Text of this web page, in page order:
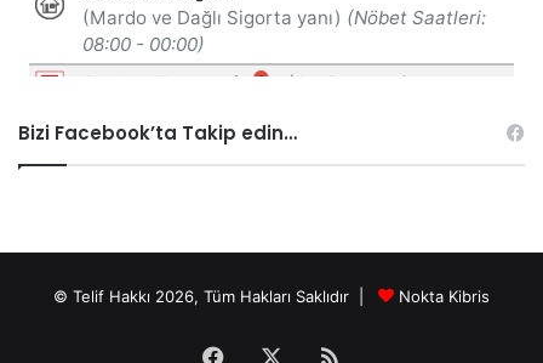
Bizi Facebook’ta Takip edin…
© Telif Hakkı 2026, Tüm Hakları Saklıdır | Nokta Kibris
Facebook